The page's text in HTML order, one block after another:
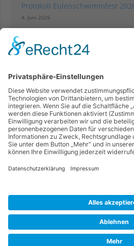
Shop
Intern
Protokoll Eulenschwimmfest
4. Juni 2026
Schwimmen:
Impressionen
© 2026 Peiner Schwimmverein
Technische Betreuung:KIEWITZD&H